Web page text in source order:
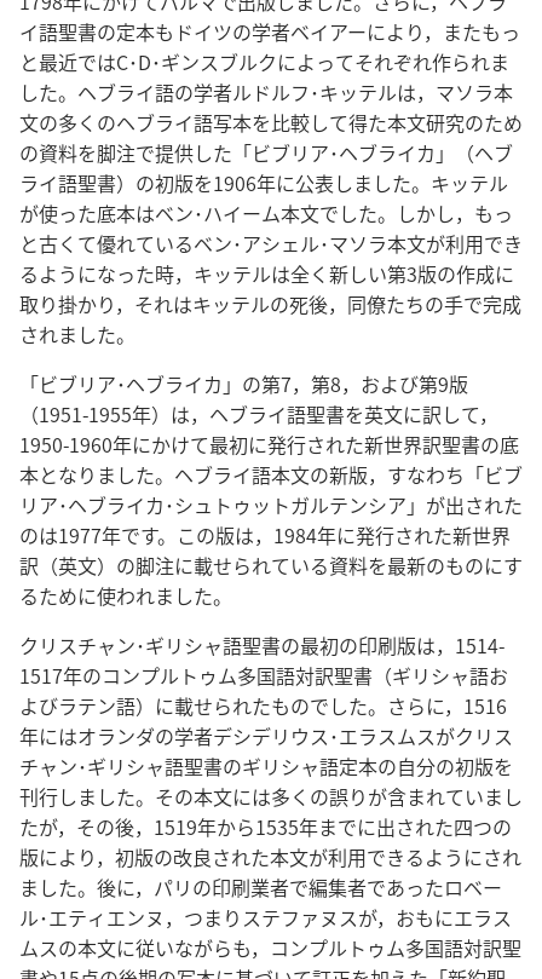
イ語聖書の定本もドイツの学者ベイアーにより，またもっ
と最近ではC･D･ギンスブルクによってそれぞれ作られま
した。ヘブライ語の学者ルドルフ･キッテルは，マソラ本
文の多くのヘブライ語写本を比較して得た本文研究のため
の資料を脚注で提供した「ビブリア･ヘブライカ」（ヘブ
ライ語聖書）の初版を1906年に公表しました。キッテル
が使った底本はベン･ハイーム本文でした。しかし，もっ
と古くて優れているベン･アシェル･マソラ本文が利用でき
るようになった時，キッテルは全く新しい第3版の作成に
取り掛かり，それはキッテルの死後，同僚たちの手で完成
されました。
「ビブリア･ヘブライカ」の第7，第8，および第9版
（1951-1955年）は，ヘブライ語聖書を英文に訳して，
1950-1960年にかけて最初に発行された新世界訳聖書の底
本となりました。ヘブライ語本文の新版，すなわち「ビブ
リア･ヘブライカ･シュトゥットガルテンシア」が出された
のは1977年です。この版は，1984年に発行された新世界
訳（英文）の脚注に載せられている資料を最新のものにす
るために使われました。
クリスチャン･ギリシャ語聖書の最初の印刷版は，1514-
1517年のコンプルトゥム多国語対訳聖書（ギリシャ語お
よびラテン語）に載せられたものでした。さらに，1516
年にはオランダの学者デシデリウス･エラスムスがクリス
チャン･ギリシャ語聖書のギリシャ語定本の自分の初版を
刊行しました。その本文には多くの誤りが含まれていまし
たが，その後，1519年から1535年までに出された四つの
版により，初版の改良された本文が利用できるようにされ
ました。後に，パリの印刷業者で編集者であったロベー
ル･エティエンヌ，つまりステファヌスが，おもにエラス
ムスの本文に従いながらも，コンプルトゥム多国語対訳聖